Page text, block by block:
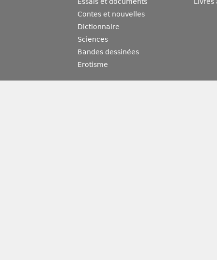
Essais et documents
Contes et nouvelles
Dictionnaire
Sciences
Bandes dessinées
Erotisme
Livres